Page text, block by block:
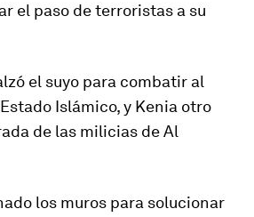
el paso de terroristas a su
el suyo para combatir al
Islámico, y Kenia otro
de las milicias de Al
los muros para solucionar